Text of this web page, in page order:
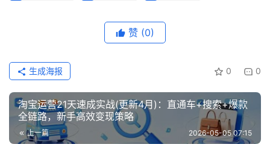
赞 (0)
0 0
生成海报
淘宝运营21天速成实战(更新4月)：直通车+搜索+爆款
全链路，新手高效变现策略
上一篇 2026-05-05 07:15